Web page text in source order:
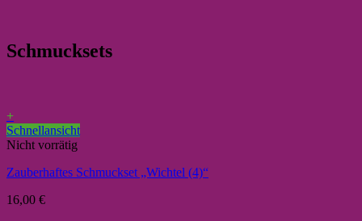
Schmucksets
+
Schnellansicht
Nicht vorrätig
Zauberhaftes Schmuckset „Wichtel (4)“
16,00 €